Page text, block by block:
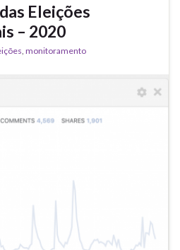
Eleições
– 2020
monitoramento